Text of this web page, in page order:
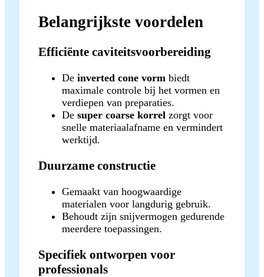
Belangrijkste voordelen
Efficiënte caviteitsvoorbereiding
De inverted cone vorm biedt
maximale controle bij het vormen en
verdiepen van preparaties.
De super coarse korrel zorgt voor
snelle materiaalafname en vermindert
werktijd.
Duurzame constructie
Gemaakt van hoogwaardige
materialen voor langdurig gebruik.
Behoudt zijn snijvermogen gedurende
meerdere toepassingen.
Specifiek ontworpen voor
professionals